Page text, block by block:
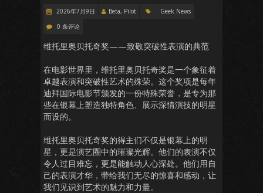
2026年7月9日 Beta, Pilot
Geek News
0 条评论
维托里奥贝托奇奖——致敬突破性表演的典范
在电影世界里，维托里奥贝托奇奖是一个象征着
卓越表演和突破性艺术的殊荣。这个奖项是每年
迪拜国际电影节颁发的一份特殊荣誉，是专为那
些在银幕上塑造独特角色、展示深情演技的明星
而设的。
维托里奥贝托奇奖的得主们不仅是银幕上的明
星，更是演艺圈中的璀璨光辉。他们的表演不仅
令人过目难忘，更是能触动人心深处。他们用自
己的表演才华，带给我们无尽的惊喜和感动，让
我们见识到艺术的魅力和力量。